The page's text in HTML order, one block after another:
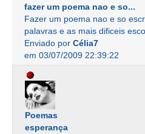
fazer um poema nao e so...
Fazer um poema nao e so
palavras e as mais dificeis
Enviado por Célia7
em 03/07/2009 22:39:22
Poemas
esperança